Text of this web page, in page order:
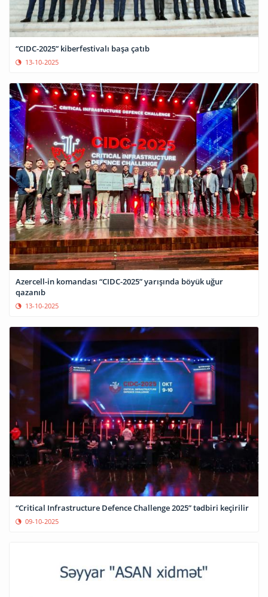
“CIDC-2025” kiberfestivalı başa çatıb
13-10-2025
Azercell-in komandası “CIDC-2025” yarışında böyük uğur
qazanıb
13-10-2025
“Critical Infrastructure Defence Challenge 2025” tədbiri keçirilir
09-10-2025